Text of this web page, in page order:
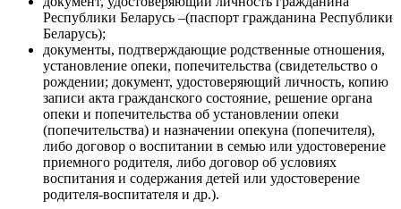
Республики Беларусь –(паспорт гражданина Республики
Беларусь);
документы, подтверждающие родственные отношения,
установление опеки, попечительства (свидетельство о
рождении; документ, удостоверяющий личность, копию
записи акта гражданского состояние, решение органа
опеки и попечительства об установлении опеки
(попечительства) и назначении опекуна (попечителя),
либо договор о воспитании в семью или удостоверение
приемного родителя, либо договор об условиях
воспитания и содержания детей или удостоверение
родителя-воспитателя и др.).